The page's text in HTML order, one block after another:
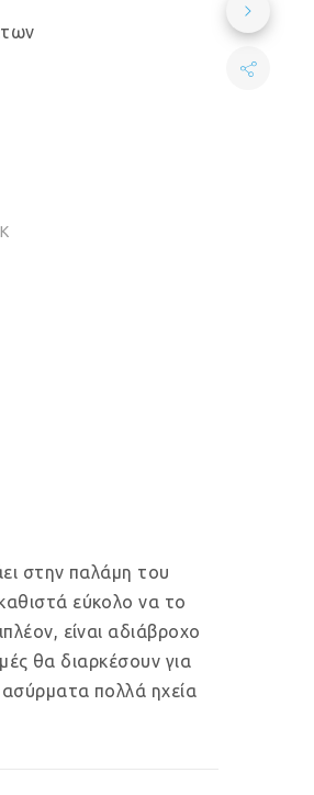
στην παλάμη του
εύκολο να το
είναι αδιάβροχο
θα διαρκέσουν για
πολλά ηχεία